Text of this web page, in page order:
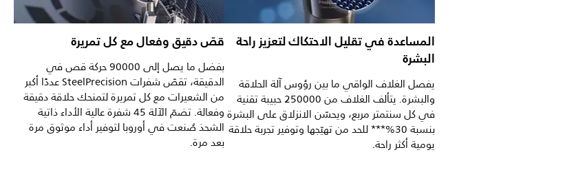
المساعدة في تقليل الاحتكاك لتعزيز راحة
البشرة
يفصل الغلاف الواقي ما بين رؤوس آلة الحلاقة
والبشرة. يتألف الغلاف من 250000 حبيبة تقنية
في كل سنتمتر مربع، ويحسّن الانزلاق على البشرة
بنسبة 30%*** للحد من تهيّجها وتوفير تجربة حلاقة
يومية أكثر راحة.
قصّ دقيق وفعال مع كل تمريرة
بفضل ما يصل إلى 90000 حركة قص في
الدقيقة، تقصّ شفرات SteelPrecision عددًا أكبر
من الشعيرات مع كل تمريرة لتمنحك حلاقة دقيقة
وفعالة. تضمّ الآلة 45 شفرة عالية الأداء ذاتية
الشحذ صُنعت في أوروبا لتوفير أداء موثوق مرة
بعد مرة.